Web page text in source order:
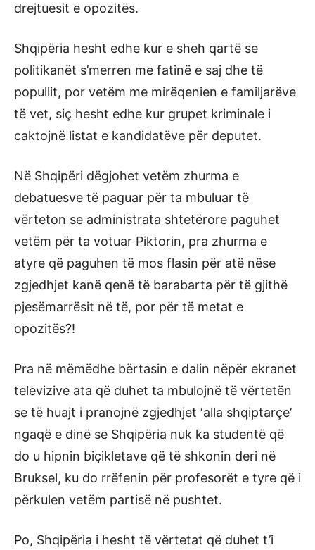
drejtuesit e opozitës.
Shqipëria hesht edhe kur e sheh qartë se
politikanët s’merren me fatinë e saj dhe të
popullit, por vetëm me mirëqenien e familjarëve
të vet, siç hesht edhe kur grupet kriminale i
caktojnë listat e kandidatëve për deputet.
Në Shqipëri dëgjohet vetëm zhurma e
debatuesve të paguar për ta mbuluar të
vërteton se administrata shtetërore paguhet
vetëm për ta votuar Piktorin, pra zhurma e
atyre që paguhen të mos flasin për atë nëse
zgjedhjet kanë qenë të barabarta për të gjithë
pjesëmarrësit në të, por për të metat e
opozitës?!
Pra në mëmëdhe bërtasin e dalin nëpër ekranet
televizive ata që duhet ta mbulojnë të vërtetën
se të huajt i pranojnë zgjedhjet ‘alla shqiptarçe’
ngaqë e dinë se Shqipëria nuk ka studentë që
do u hipnin biçikletave që të shkonin deri në
Bruksel, ku do rrëfenin për profesorët e tyre që i
përkulen vetëm partisë në pushtet.
Po, Shqipëria i hesht të vërtetat që duhet t’i